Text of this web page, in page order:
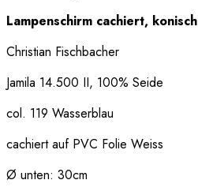
Lampenschirm cachiert, konisch
Christian Fischbacher
Jamila 14.500 II, 100% Seide
col. 119 Wasserblau
cachiert auf PVC Folie Weiss
Ø unten: 30cm